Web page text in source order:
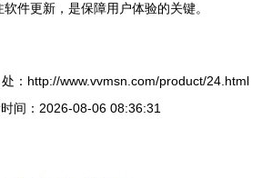
件更新，是保障用户体验的关键。
：http://www.vvmsn.com/product/24.html
间：2026-08-06 08:36:31